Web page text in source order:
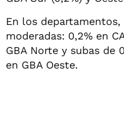
En los
moderadas: 0,2% en
GBA Norte y subas de
en GBA Oeste.